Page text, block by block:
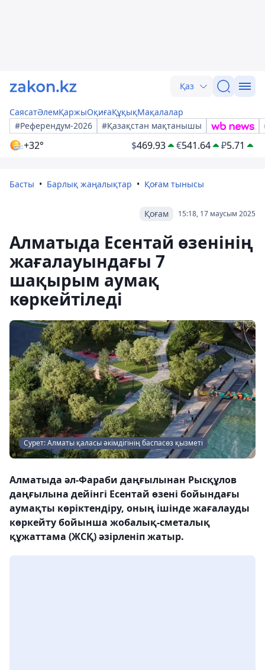
Қаз
СаясатӘлемҚаржыОқиғаҚұқықМақалалар
#Референдум-2026
#Қазақстан мақтанышы
+32° $469.93 €541.64 ₽5.71
Басты Барлық жаңалықтар Қоғам тынысы
15:18, 17 маусым 2025
Қоғам
Алматыда Есентай өзенінің
жағалауындағы 7
шақырым аумақ
көркейтіледі
Сурет: Алматы қаласы әкімдігінің баспасөз қызметі
Алматыда әл-Фараби даңғылынан Рысқұлов
даңғылына дейінгі Есентай өзені бойындағы
аумақты көріктендіру, оның ішінде жағалауды
көркейту бойынша жобалық-сметалық
құжаттама (ЖСҚ) әзірленіп жатыр.